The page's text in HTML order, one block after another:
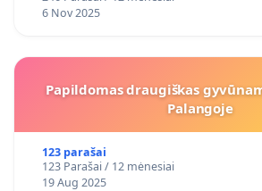
6 Nov 2025
Papildomas draugiškas
Palangoje
123 parašai
123 Parašai / 12 mėnesiai
19 Aug 2025